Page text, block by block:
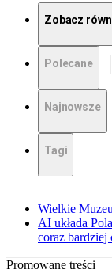
Zobacz
Polecane
Najnowsze
Tagi
Wielkie
AI układa
coraz
Promowane treści